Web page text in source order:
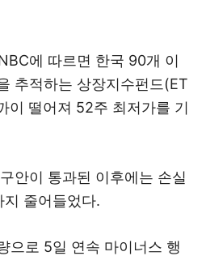
에 따르면 한국 90개 이
추적하는 상장지수펀드(ET
이 떨어져 52주 최저가를 기
안이 통과된 이후에는 손실
줄어들었다.
으로 5일 연속 마이너스 행